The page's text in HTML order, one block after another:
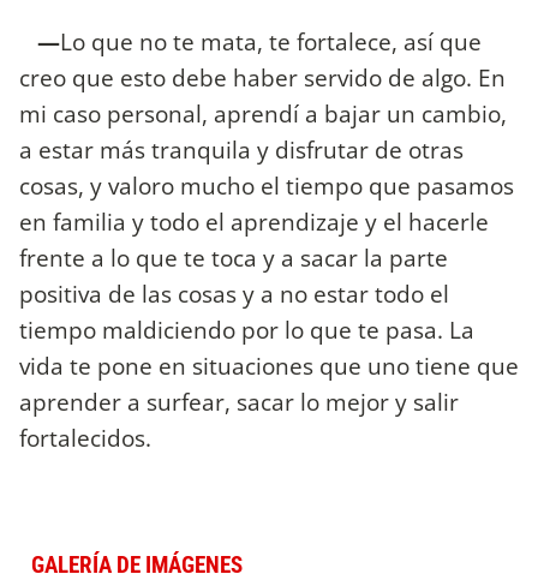
—Lo que no te mata, te fortalece, así que
creo que esto debe haber servido de algo. En
mi caso personal, aprendí a bajar un cambio,
a estar más tranquila y disfrutar de otras
cosas, y valoro mucho el tiempo que pasamos
en familia y todo el aprendizaje y el hacerle
frente a lo que te toca y a sacar la parte
positiva de las cosas y a no estar todo el
tiempo maldiciendo por lo que te pasa. La
vida te pone en situaciones que uno tiene que
aprender a surfear, sacar lo mejor y salir
fortalecidos.
GALERÍA DE IMÁGENES